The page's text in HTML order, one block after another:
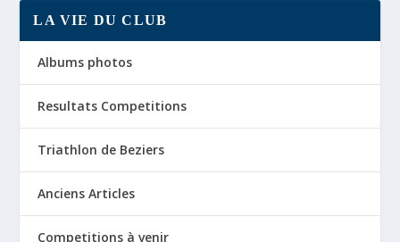
LA VIE DU CLUB
Albums photos
Resultats Competitions
Triathlon de Beziers
Anciens Articles
Competitions à venir